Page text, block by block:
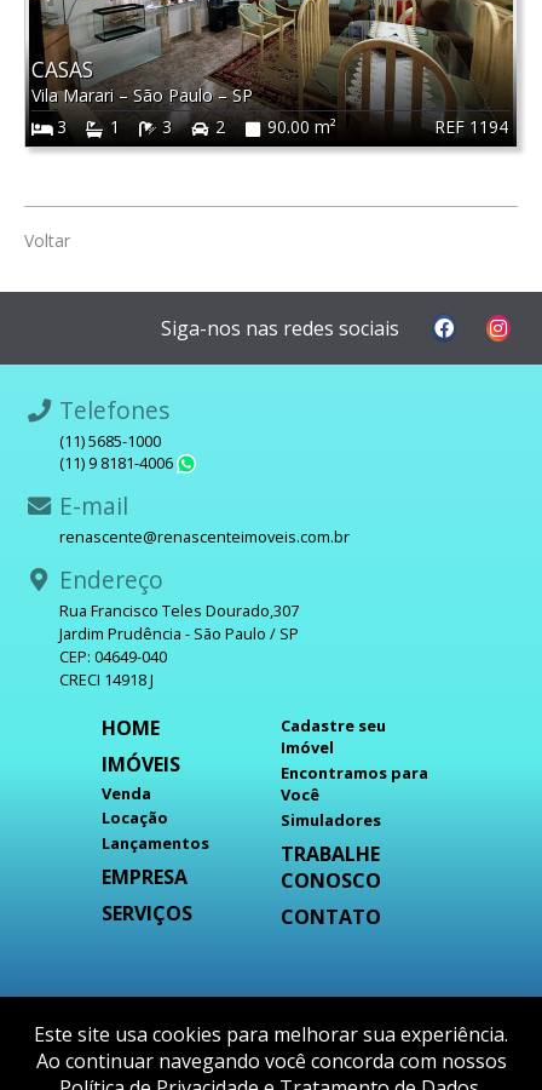
REF 1194
CASAS
Vila Marari –São Paulo–SP
3
1 3 2 90.00 m²
Voltar
Este site usa cookies para melhorar sua experiência.
Ao continuar navegando você concorda com nossos
Siga-nos nas redes sociais
Telefones
(11) 5685-1000
(11) 9 8181-4006
E-mail
renascente@renascenteimoveis.com.br
Endereço
Rua Francisco Teles Dourado,307
Jardim Prudência - São Paulo / SP
CEP: 04649-040
CRECI 14918 J
HOME
IMÓVEIS
Venda
Locação
Lançamentos
EMPRESA
SERVIÇOS
Cadastre seu
Imóvel
Encontramos para
Você
Simuladores
TRABALHE
CONOSCO
CONTATO